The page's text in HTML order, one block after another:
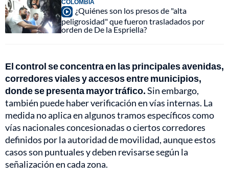
COLOMBIA
¿Quiénes son los presos de "alta
peligrosidad" que fueron trasladados por
orden de De la Espriella?
El control se concentra en las principales avenidas,
corredores viales y accesos entre municipios,
donde se presenta mayor tráfico.Sin embargo,
también puede haber verificación en vías internas. La
medida no aplica en algunos tramos específicos como
vías nacionales concesionadas o ciertos corredores
definidos por la autoridad de movilidad, aunque estos
casos son puntuales y deben revisarse según la
señalización en cada zona.